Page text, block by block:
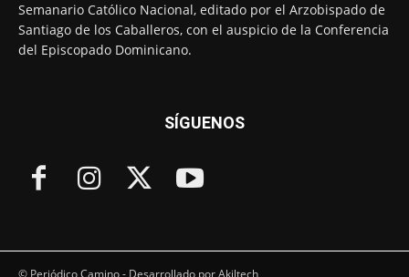
Semanario Católico Nacional, editado por el Arzobispado de
Santiago de los Caballeros, con el auspicio de la Conferencia
del Episcopado Dominicano.
SÍGUENOS